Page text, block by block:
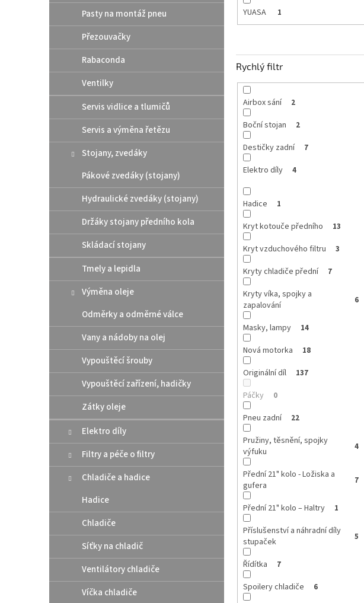
Pasty na montáž pneu
Přezouvačky
Rabaconda
Ventilky
Servis vidlice a tlumičů
Servis a výměna řetězu
Stojany, zvedáky
Pákové zvedáky (stojany)
Hydraulické zvedáky (stojany)
Držáky stojany předního kola
Skládací stojany
Tmely a lepidla
Výměna oleje
Odměrky a odměrné válce
Vany a nádoby na olej
Vypouštěcí šrouby
Vypouštěcí zařízení, hadičky
Zátky oleje
Elektro díly
Filtry a péče o filtry
Chladiče a hadice
Hadice
Chladiče
Síťky na chladič
Ventilátory chladiče
Víčka chladiče
YUASA 1
Rychlý filtr
Airbox sání 2
Boční stojan 2
Destičky zadní 7
Elektro díly 4
Hadice 1
Kryt kotouče předního 13
Kryt vzduchového filtru 3
Kryty chladiče přední 7
Kryty víka, spojky a
zapalování
6
Masky, lampy 14
Nová motorka 18
Originální díl 137
Páčky 0
Pneu zadní 22
Pružiny, těsnění, spojky
výfuku
4
Přední 21" kolo - Ložiska a
gufera
7
Přední 21" kolo – Haltry 1
Příslušenství a náhradní díly
stupaček
5
Řídítka 7
Spoilery chladiče 6